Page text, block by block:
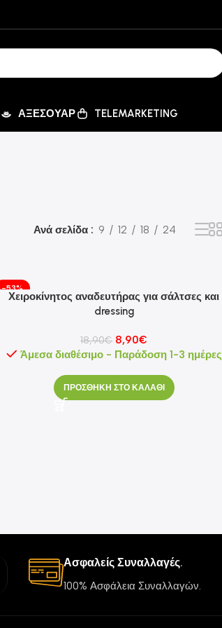
ΑΞΕΣΟΥΑΡ TELEMARKETING
Ανά σελίδα 9 12 18 24
-53%
Χειροκίνητος αναδευτήρας για σάλτσες και
dressing
18,90€ 8,90€
Άμεσα διαθέσιμο - Παράδοση 1-3 ημέρες
ΠΡΟΣΘΗΚΗ ΣΤΟ ΚΑΛΑΘΙ
Ασφαλείς Συναλλαγές.
100% Ασφάλεια Συναλλαγών.